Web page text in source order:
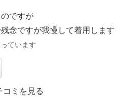
ですが
念ですが我慢して着用します
ています
コミを見る